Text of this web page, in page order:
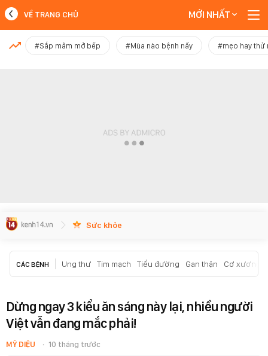
MỚI NHẤT
VỀ TRANG CHỦ MỚI NHẤT
#Sắp mâm mở bếp #Mùa nào bệnh nấy #mẹo hay thử
Sức khỏe
CÁC BỆNH Ung thư Tim mạch Tiểu đường Gan thận Cơ xương
Dừng ngay 3 kiểu ăn sáng này lại, nhiều người
Việt vẫn đang mắc phải!
MỸ DIỆU 10 tháng trước